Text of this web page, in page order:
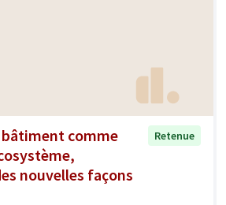
comme
nouvelles façons
Retenue